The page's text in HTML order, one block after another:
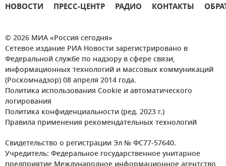
НОВОСТИ ПРЕСС-ЦЕНТР РАДИО КОНТАКТЫ
© 2026 МИА «Россия сегодня»
Сетевое издание РИА Новости зарегистрировано в
Федеральной службе по надзору в сфере связи,
информационных технологий и массовых коммуникаций
(Роскомнадзор) 08 апреля 2014 года.
Политика использования Cookie и автоматического
логирования
Политика конфиденциальности (ред. 2023 г.)
Правила применения рекомендательных технологий
Свидетельство о регистрации Эл № ФС77-57640.
Учредитель: Федеральное государственное унитарное